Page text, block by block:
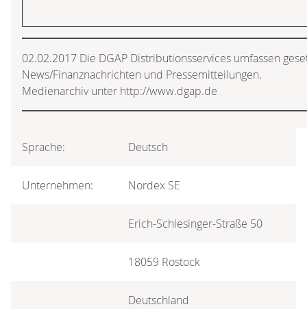
02.02.2017 Die DGAP Distributionsservices umfassen
News/Finanznachrichten und Pressemitteilungen.
Medienarchiv unter http://www.dgap.de
Sprache: Deutsch
Unternehmen: Nordex SE
Erich-Schlesinger-Straße 50
18059 Rostock
Deutschland